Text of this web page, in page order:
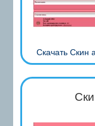
Скачать Скин